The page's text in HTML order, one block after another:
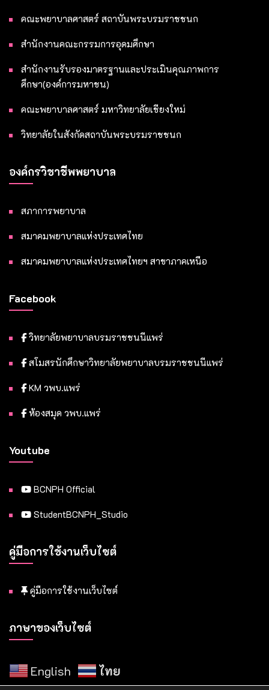
คณะพยาบาลศาสตร์ สถาบันพระบรมราชชนก
สำนักงานคณะกรรมการอุดมศึกษา
สำนักงานรับรองมาตรฐานและประเมินคุณภาพการ
ศึกษา(องค์การมหาชน)
คณะพยาบาลศาสตร์ มหาวิทยาลัยเชียงใหม่
วิทยาลัยในสังกัดสถาบันพระบรมราชชนก
องค์กรวิชาชีพพยาบาล
สภาการพยาบาล
สมาคมพยาบาลแห่งประเทศไทย
สมาคมพยาบาลแห่งประเทศไทยฯ สาขาภาคเหนือ
Facebook
วิทยาลัยพยาบาลบรมราชชนนีแพร่
สโมสรนักศึกษาวิทยาลัยพยาบาลบรมราชชนนีแพร่
KM วพบ.แพร่
ห้องสมุด วพบ.แพร่
Youtube
BCNPH Official
StudentBCNPH_Studio
คู่มือการใช้งานเว็บไซต์
คู่มือการใช้งานเว็บไซต์
ภาษาของเว็บไซต์
English ไทย